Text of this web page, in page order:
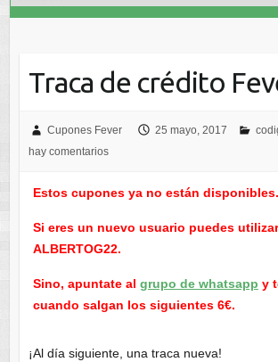
Traca de crédito
Cupones Fever 25 mayo, 2017
hay comentarios
Estos cupones ya no están disponibles.
Si eres un nuevo usuario puedes
ALBERTOG22.
Sino, apuntate al grupo de whatsapp y
cuando salgan los siguientes 6€.
¡Al día siguiente, una traca nueva!